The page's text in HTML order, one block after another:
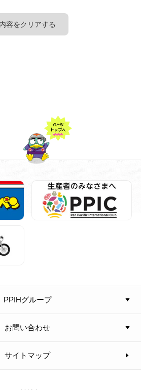
PPIHグループ
お問い合わせ
サイトマップ